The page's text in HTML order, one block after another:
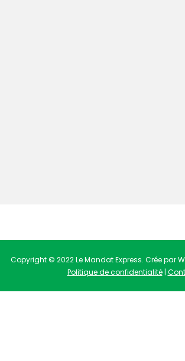
Copyright © 2022 Le Mandat Express. Crée par
Politique de confidentialité|